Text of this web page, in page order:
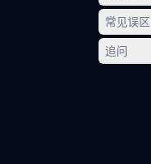
常见误区
追问